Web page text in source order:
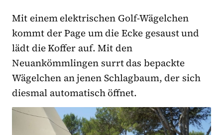
Mit einem elektrischen Golf-Wägelchen
kommt der Page um die Ecke gesaust und
lädt die Koffer auf. Mit den
Neuankömmlingen surrt das bepackte
Wägelchen an jenen Schlagbaum, der sich
diesmal automatisch öffnet.